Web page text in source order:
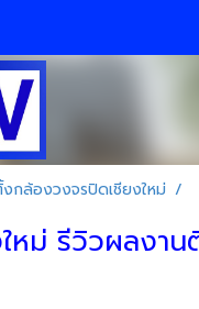
กล้องวงจรปิดเชียงใหม่
หม่ รีวิวผลงา